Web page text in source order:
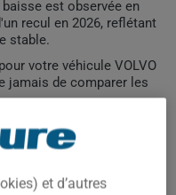
baisse est observée en
recul en 2026, reflétant
stable.
votre véhicule VOLVO
jamais de comparer les
et d’autres